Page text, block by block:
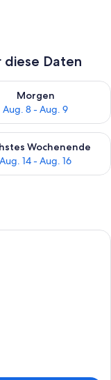
Daten
Aug. 7 - Aug. 8.
Morgen
Aug. 8 - Aug. 9
die Verfügbarkeit
Aug. 7
Wochenende
Aug. 14 - Aug. 16
die Verfügbarkeit
Hotelzimmer mit